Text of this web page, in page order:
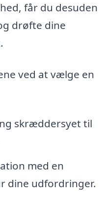
får du desuden
drøfte dine
ved at vælge en
skræddersyet til
med en
dine udfordringer.